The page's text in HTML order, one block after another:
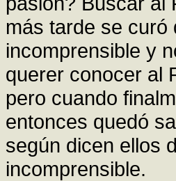
más tarde se curó
incomprensible y
querer conocer al
pero cuando
entonces quedó
según dicen ellos
incomprensible.